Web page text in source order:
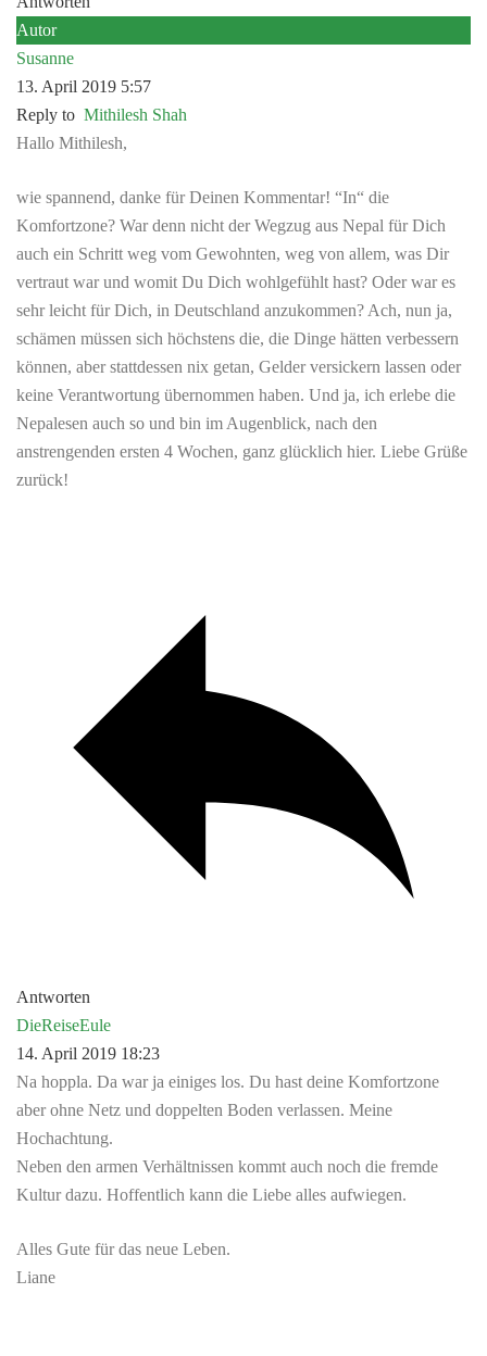
Autor
Susanne
13. April 2019 5:57
Reply to Mithilesh Shah
Hallo Mithilesh,
wie spannend, danke für Deinen Kommentar! “In“ die
Komfortzone? War denn nicht der Wegzug aus Nepal für Dich
auch ein Schritt weg vom Gewohnten, weg von allem, was Dir
vertraut war und womit Du Dich wohlgefühlt hast? Oder war es
sehr leicht für Dich, in Deutschland anzukommen? Ach, nun ja,
schämen müssen sich höchstens die, die Dinge hätten verbessern
können, aber stattdessen nix getan, Gelder versickern lassen oder
keine Verantwortung übernommen haben. Und ja, ich erlebe die
Nepalesen auch so und bin im Augenblick, nach den
anstrengenden ersten 4 Wochen, ganz glücklich hier. Liebe Grüße
zurück!
Antworten
DieReiseEule
14. April 2019 18:23
Na hoppla. Da war ja einiges los. Du hast deine Komfortzone
aber ohne Netz und doppelten Boden verlassen. Meine
Hochachtung.
Neben den armen Verhältnissen kommt auch noch die fremde
Kultur dazu. Hoffentlich kann die Liebe alles aufwiegen.
Alles Gute für das neue Leben.
Liane